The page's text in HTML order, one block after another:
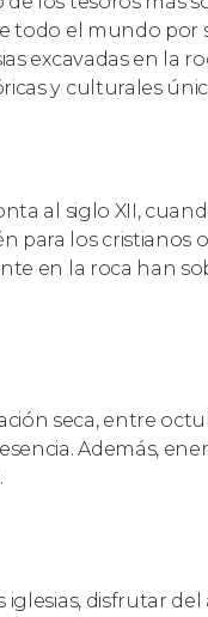
todo el mundo por
excavadas en la
y culturales
al siglo XII,
los cristianos
en la roca han
seca, entre
Además,
disfrutar